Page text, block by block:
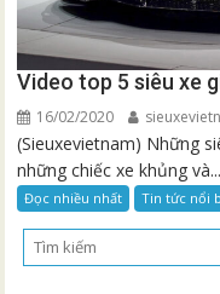
Video top 5 siêu xe
16/02/2020
(Sieuxevietnam) Những
những chiếc xe khủng và...
Đọc nhiều nhất Tin tức nổi